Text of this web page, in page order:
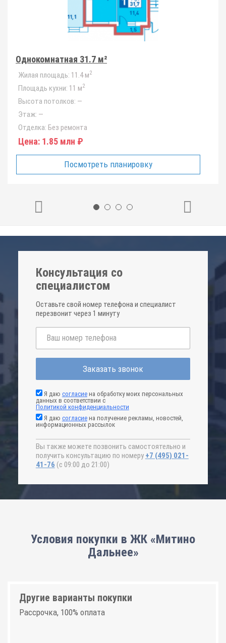
Однокомнатная 31.7 м²
Жилая площадь: 11.4 м2
Площадь кухни: 11 м2
Высота потолков: —
Этаж: —
Отделка: Без ремонта
Цена: 1.85 млн ₽
Посмотреть планировку
Консультация со
специалистом
Оставьте свой номер телефона и специалист
перезвонит через 1 минуту
Заказать звонок
Я даю согласиена обработку моих персональных
данных в соответствии с
Политикой конфиденциальности
Я даю согласиена получение рекламы, новостей,
информационных рассылок
Вы также можете позвонить самостоятельно и
получить консультацию по номеру +7 (495) 021-
41-76 (с 09:00 до 21:00)
Условия покупки в ЖК «Митино
Дальнее»
Другие варианты покупки
Рассрочка, 100% оплата